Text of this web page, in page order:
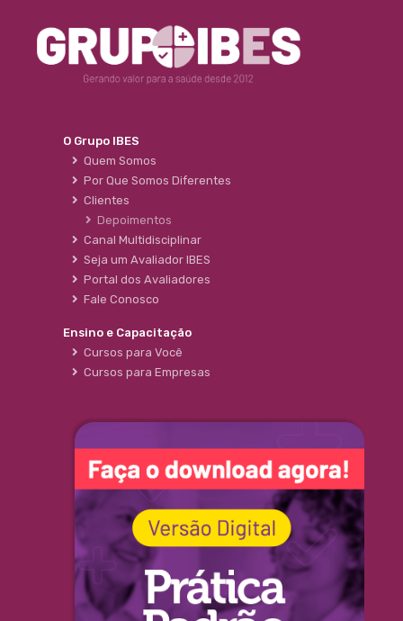
O Grupo IBES
Quem Somos
Por Que Somos Diferentes
Clientes
Depoimentos
Canal Multidisciplinar
Seja um Avaliador IBES
Portal dos Avaliadores
Fale Conosco
Ensino e Capacitação
Cursos para Você
Cursos para Empresas